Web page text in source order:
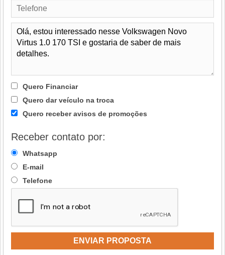
Quero Financiar
Quero dar veículo na troca
Quero receber avisos de promoções
Receber contato por:
Whatsapp
E-mail
Telefone
ENVIAR PROPOSTA